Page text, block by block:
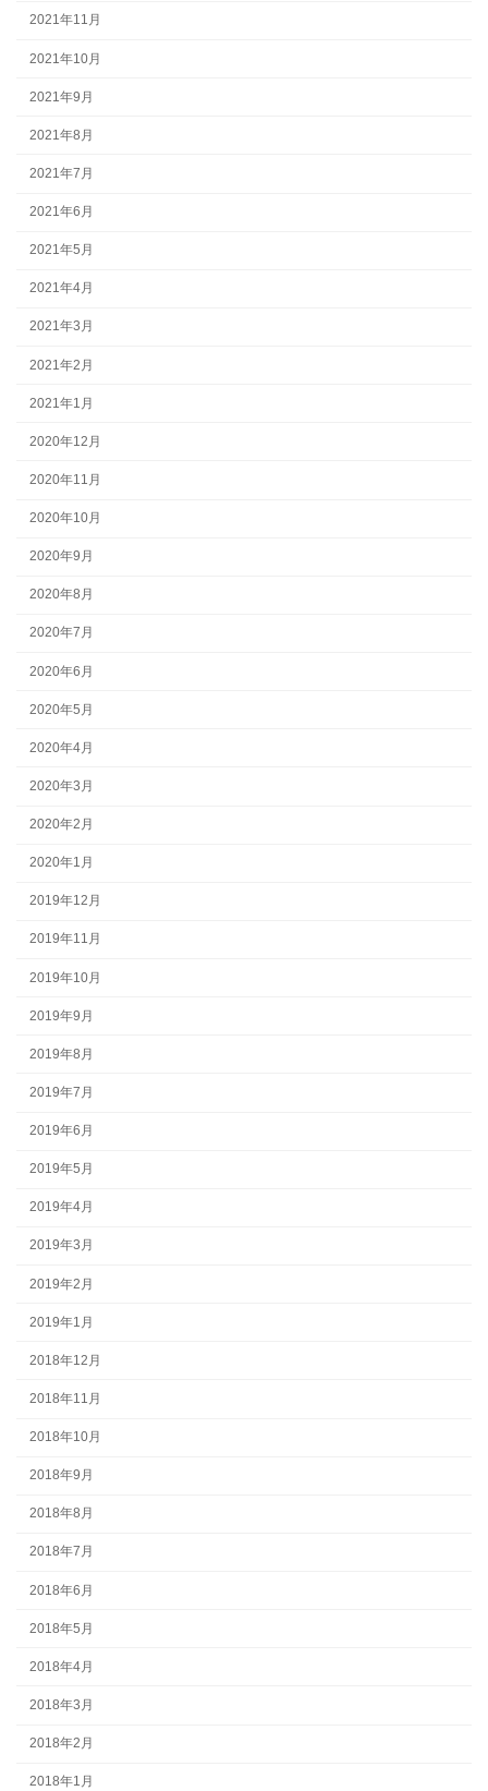
2021年11月
2021年10月
2021年9月
2021年8月
2021年7月
2021年6月
2021年5月
2021年4月
2021年3月
2021年2月
2021年1月
2020年12月
2020年11月
2020年10月
2020年9月
2020年8月
2020年7月
2020年6月
2020年5月
2020年4月
2020年3月
2020年2月
2020年1月
2019年12月
2019年11月
2019年10月
2019年9月
2019年8月
2019年7月
2019年6月
2019年5月
2019年4月
2019年3月
2019年2月
2019年1月
2018年12月
2018年11月
2018年10月
2018年9月
2018年8月
2018年7月
2018年6月
2018年5月
2018年4月
2018年3月
2018年2月
2018年1月